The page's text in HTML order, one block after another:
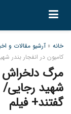
خانه » آرشیو مقالات و
کامیون در انفجار بندر
مرگ دلخراش
شهید
گفتند+ فیلم